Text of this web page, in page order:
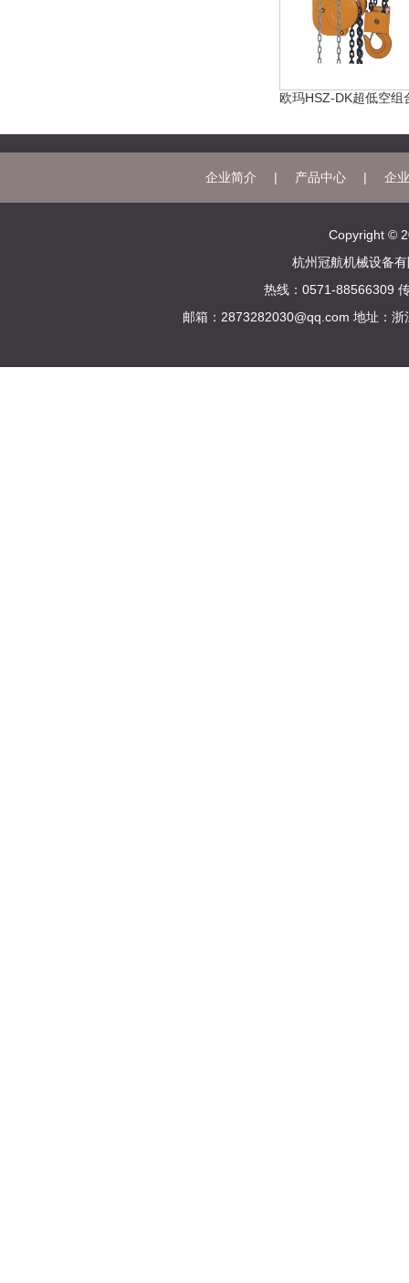
欧玛HSZ-DK超低空组
企业简介 | 产品中心 | 企
Copyright ©
杭州冠航机械设备
热线：0571-88566309
邮箱：2873282030@qq.com 地址：